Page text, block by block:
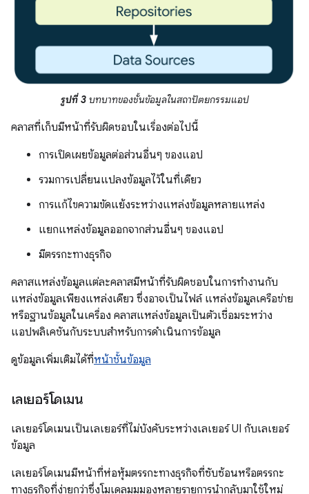
รูปที่ 3บทบาทของชั้นข้อมูลในสถาปัตยกรรมแอป
คลาสที่เก็บมีหน้าที่รับผิดชอบในเรื่องต่อไปนี้
การเปิดเผยข้อมูลต่อส่วนอื่นๆ ของแอป
รวมการเปลี่ยนแปลงข้อมูลไว้ในที่เดียว
การแก้ไขความขัดแย้งระหว่างแหล่งข้อมูลหลายแหล่ง
แยกแหล่งข้อมูลออกจากส่วนอื่นๆ ของแอป
มีตรรกะทางธุรกิจ
คลาสแหล่งข้อมูลแต่ละคลาสมีหน้าที่รับผิดชอบในการทำงานกับ
แหล่งข้อมูลเพียงแหล่งเดียว ซึ่งอาจเป็นไฟล์ แหล่งข้อมูลเครือข่าย
หรือฐานข้อมูลในเครื่อง คลาสแหล่งข้อมูลเป็นตัวเชื่อมระหว่าง
แอปพลิเคชันกับระบบสำหรับการดำเนินการข้อมูล
ดูข้อมูลเพิ่มเติมได้ที่หน้าชั้นข้อมูล
เลเยอร์โดเมน
เลเยอร์โดเมนเป็นเลเยอร์ที่ไม่บังคับระหว่างเลเยอร์ UI กับเลเยอร์
ข้อมูล
เลเยอร์โดเมนมีหน้าที่ห่อหุ้มตรรกะทางธุรกิจที่ซับซ้อนหรือตรรกะ
ทางธุรกิจที่ง่ายกว่าซึ่งโมเดลมุมมองหลายรายการนำกลับมาใช้ใหม่